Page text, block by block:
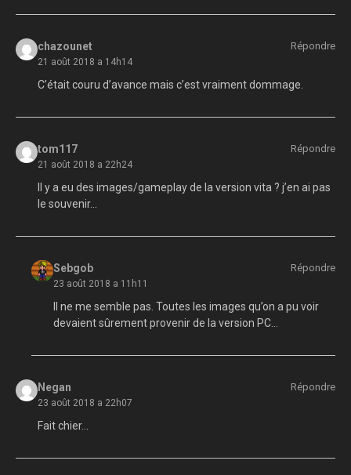
chazounet
21 août 2018 a 14h14
Répondre
C’était couru d’avance mais c’est vraiment dommage.
tom117
21 août 2018 a 22h24
Répondre
Il y a eu des images/gameplay de la version vita ? j’en ai pas
le souvenir…
Sebgob
23 août 2018 a 11h11
Répondre
Il ne me semble pas. Toutes les images qu’on a pu voir
devaient sûrement provenir de la version PC…
Negan
23 août 2018 a 22h07
Répondre
Fait chier…